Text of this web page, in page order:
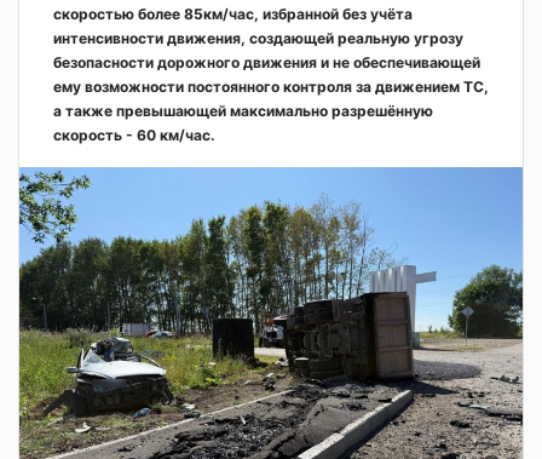
скоростью более 85км/час, избранной без учёта
интенсивности движения, создающей реальную угрозу
безопасности дорожного движения и не обеспечивающей
ему возможности постоянного контроля за движением ТС,
а также превышающей максимально разрешённую
скорость - 60 км/час.